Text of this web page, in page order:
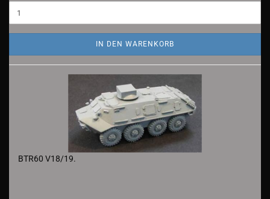
IN DEN WARENKORB
BTR60 V18/19.